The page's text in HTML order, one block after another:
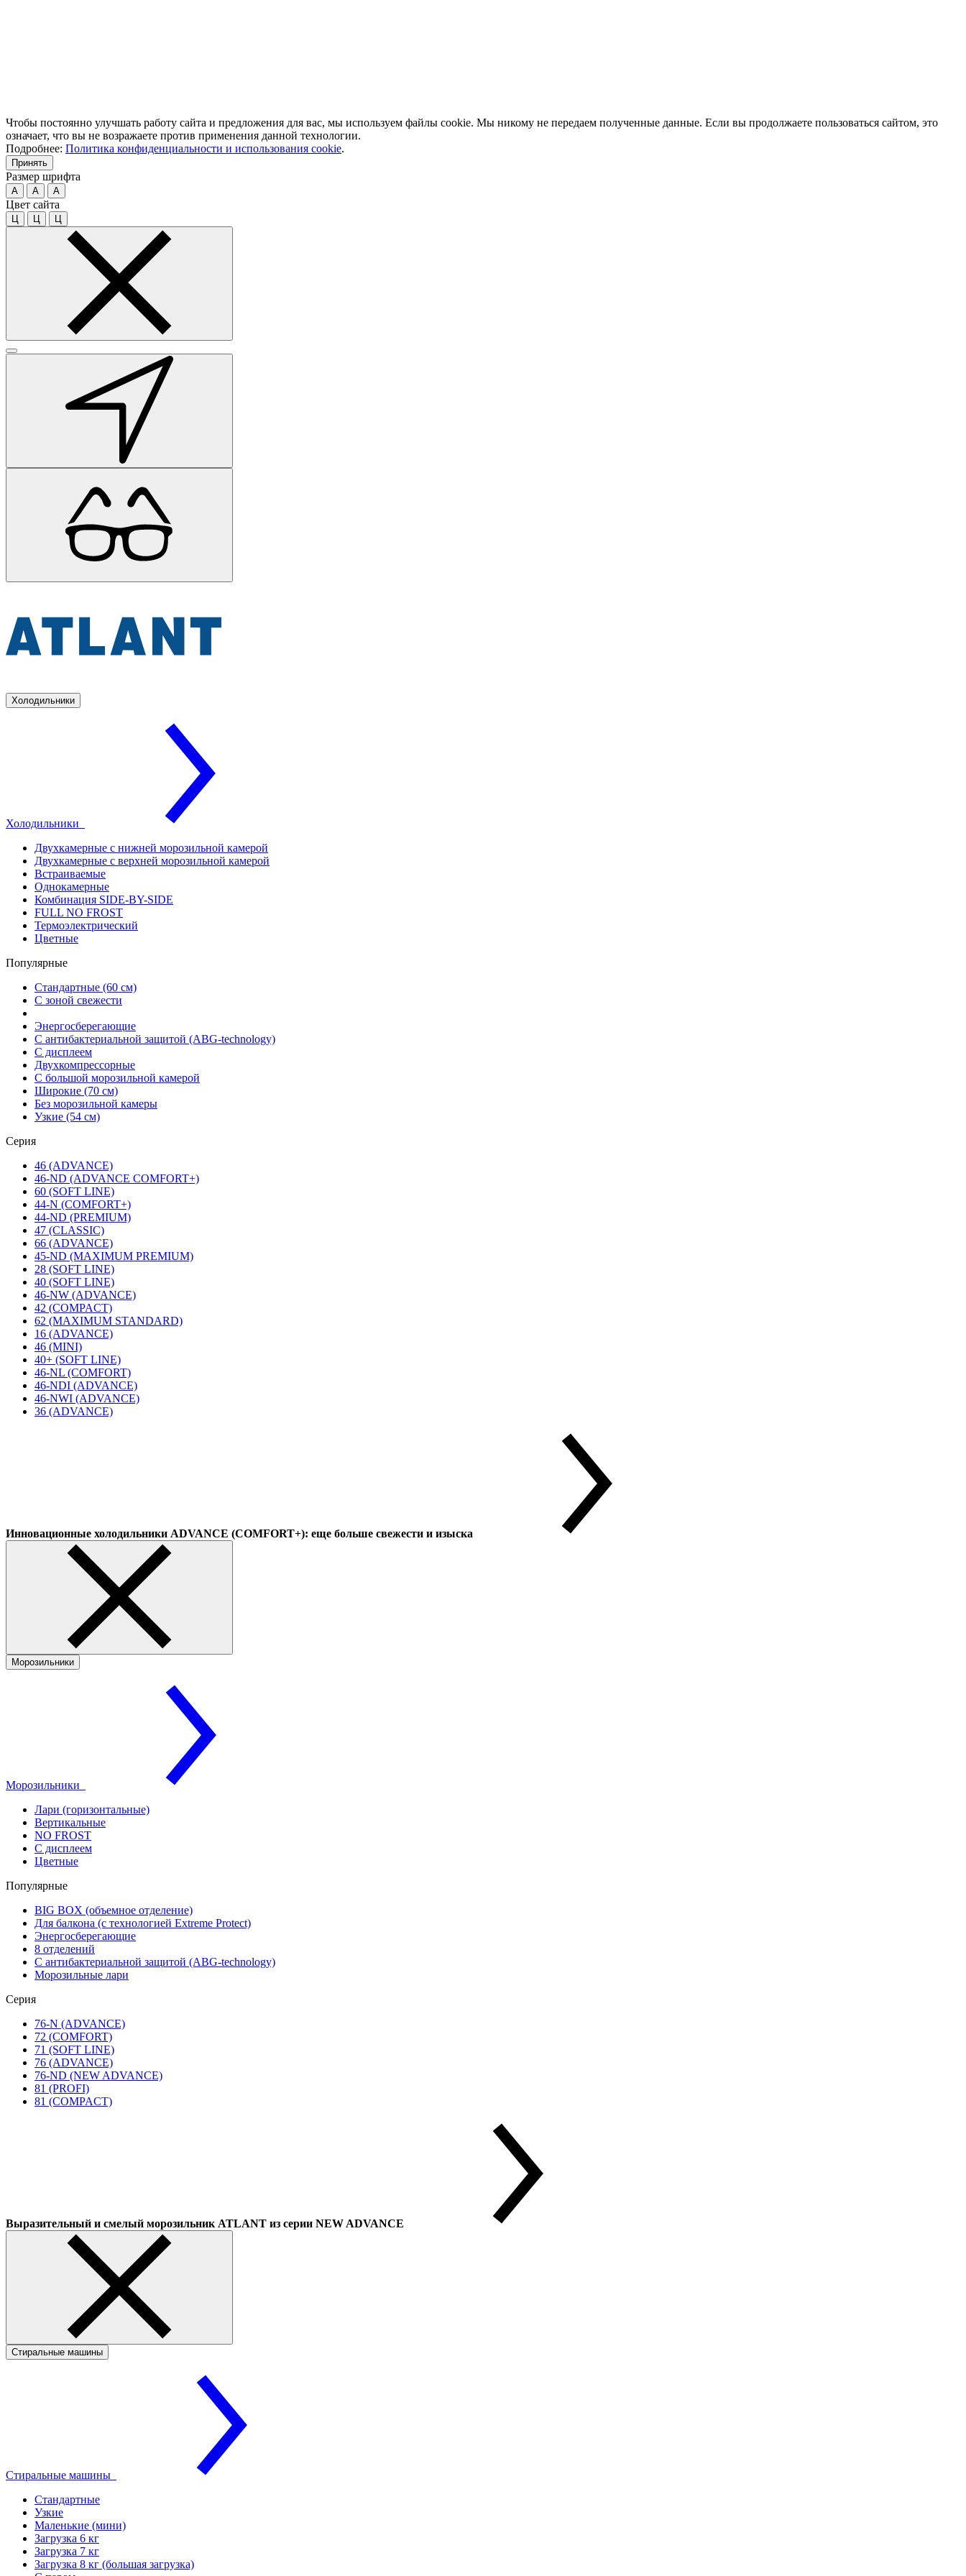
Чтобы постоянно улучшать работу сайта и предложения для вас, мы используем файлы cookie. Мы никому не передаем полученные данные. Если вы продолжаете пользоваться сайтом, это
означает, что вы не возражаете против применения данной технологии.
Подробнее: Политика конфиденциальности и использования cookie.
Принять
Размер шрифта
A A A
Цвет сайта
Ц Ц Ц
Холодильники
Холодильники
Двухкамерные с нижней морозильной камерой
Двухкамерные с верхней морозильной камерой
Встраиваемые
Однокамерные
Комбинация SIDE-BY-SIDE
FULL NO FROST
Термоэлектрический
Цветные
Популярные
Стандартные (60 см)
С зоной свежести
Энергосберегающие
С антибактериальной защитой (ABG-technology)
С дисплеем
Двухкомпрессорные
С большой морозильной камерой
Широкие (70 см)
Без морозильной камеры
Узкие (54 см)
Серия
46 (ADVANCE)
46-ND (ADVANCE COMFORT+)
60 (SOFT LINE)
44-N (COMFORT+)
44-ND (PREMIUM)
47 (CLASSIC)
66 (ADVANCE)
45-ND (MAXIMUM PREMIUM)
28 (SOFT LINE)
40 (SOFT LINE)
46-NW (ADVANCE)
42 (COMPACT)
62 (MAXIMUM STANDARD)
16 (ADVANCE)
46 (MINI)
40+ (SOFT LINE)
46-NL (COMFORT)
46-NDI (ADVANCE)
46-NWI (ADVANCE)
36 (ADVANCE)
Инновационные холодильники ADVANCE (COMFORT+): еще больше свежести и изыска
Морозильники
Морозильники
Лари (горизонтальные)
Вертикальные
NO FROST
С дисплеем
Цветные
Популярные
BIG BOX (объемное отделение)
Для балкона (с технологией Extreme Protect)
Энергосберегающие
8 отделений
С антибактериальной защитой (ABG-technology)
Морозильные лари
Серия
76-N (ADVANCE)
72 (COMFORT)
71 (SOFT LINE)
76 (ADVANCE)
76-ND (NEW ADVANCE)
81 (PROFI)
81 (COMPACT)
Выразительный и смелый морозильник ATLANT из серии NEW ADVANCE
Стиральные машины
Стиральные машины
Стандартные
Узкие
Маленькие (мини)
Загрузка 6 кг
Загрузка 7 кг
Загрузка 8 кг (большая загрузка)